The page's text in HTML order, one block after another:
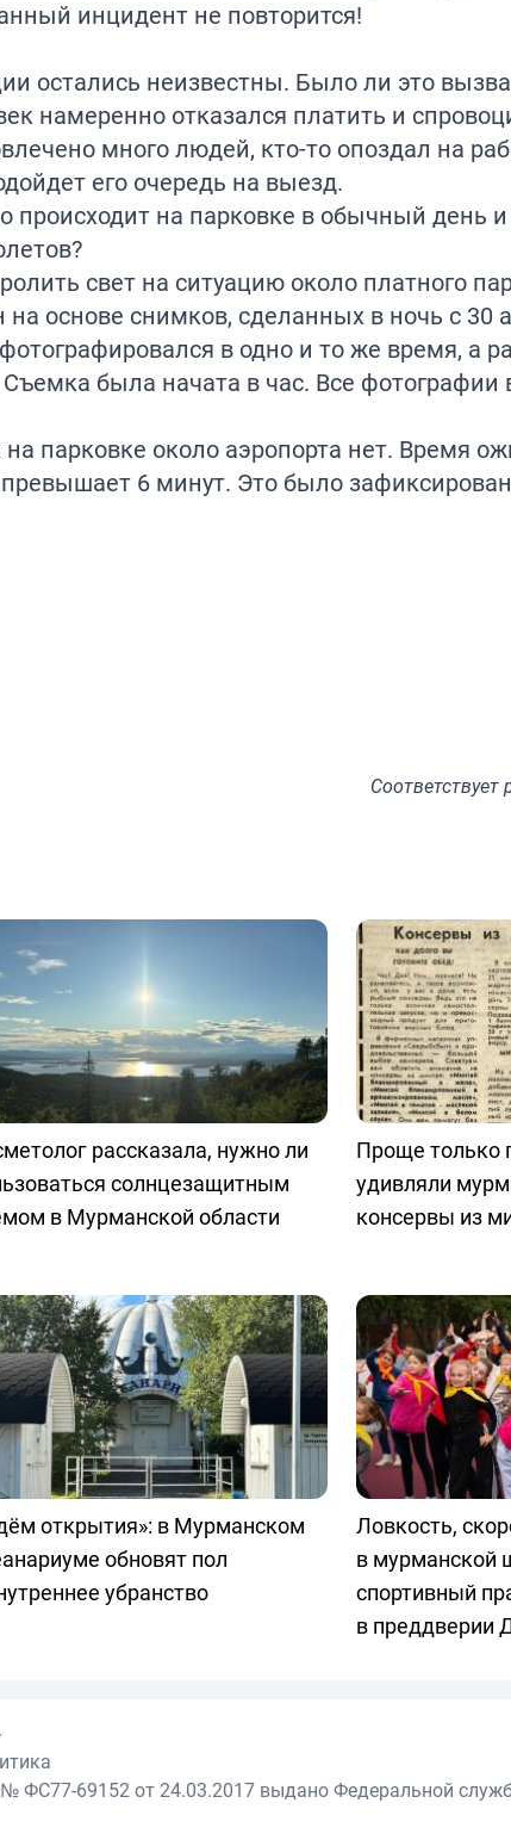
инцидент не повторится!
остались неизвестны. Было ли это
намеренно отказался платить и
много людей, кто-то опоздал на
его очередь на выезд.
на парковке в обычный день и
свет на ситуацию около платного
на основе снимков, сделанных в ночь с 30
в одно и то же время, а
была начата в час. Все
парковке около аэропорта нет. Время
6 минут. Это было
Соответствует
рассказала, нужно ли
солнцезащитным
в Мурманской области
Проще только
удивляли
консервы из
открытия»: в Мурманском
обновят пол
убранство
Ловкость,
в мурманской
спортивный
в преддверии
ФС77-69152 от 24.03.2017 выдано Федеральной